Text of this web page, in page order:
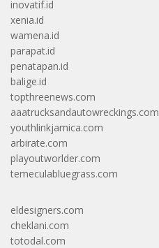
inovatif.id
xenia.id
wamena.id
parapat.id
penatapan.id
balige.id
topthreenews.com
aaatrucksandautowreckings.com
youthlinkjamica.com
arbirate.com
playoutworlder.com
temeculabluegrass.com
eldesigners.com
cheklani.com
totodal.com